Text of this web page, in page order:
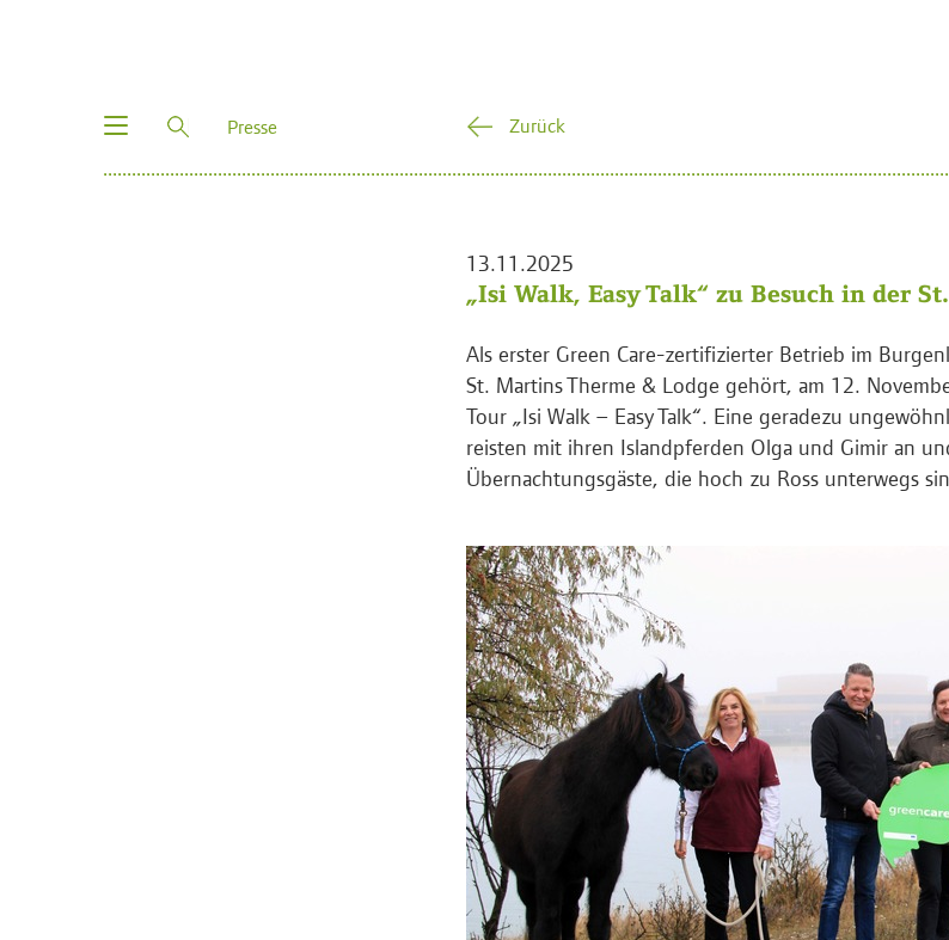
Toggle
Presse Zurück
13.11.2025
„Isi Walk, Easy Talk“ zu Besuch in der
Als erster Green Care-zertifizierter Betrieb im
St. Martins Therme & Lodge gehört, am 12.
Tour „Isi Walk – Easy Talk“. Eine geradezu
reisten mit ihren Islandpferden Olga und Gimir an
Übernachtungsgäste, die hoch zu Ross unterwegs